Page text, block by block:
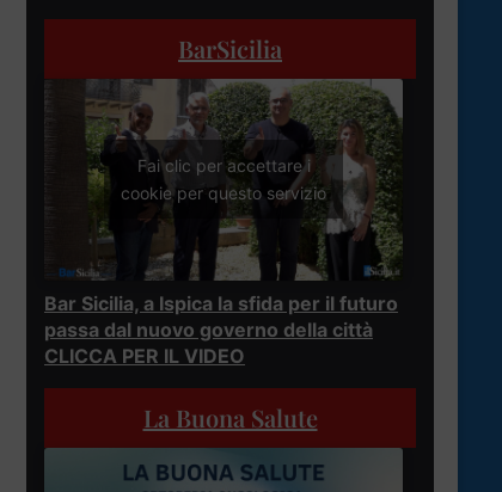
BarSicilia
Fai clic per accettare i
cookie per questo servizio
Bar Sicilia, a Ispica la sfida per il futuro
passa dal nuovo governo della città
CLICCA PER IL VIDEO
La Buona Salute